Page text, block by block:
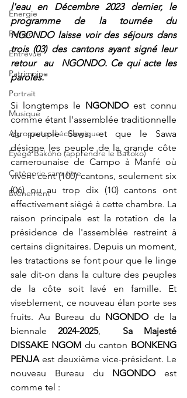
Énergie
Religion
Entrevue
Patrimoine
Portrait
Musique
Agropastoral écologique
Éyégé Bakóho (apprendre le Bakoko)
Catégorie sans titre
Événement
l'eau en Décembre 2023 dernier, le
programme de la tournée du
NGONDO laisse voir des séjours dans
trois (03) des cantons ayant signé leur
retour  au  NGONDO. Ce qui acte les
paroles."
Si longtemps le NGONDO est connu
comme étant l'assemblée traditionnelle
du peuple Sawa, et que le Sawa
désigne les peuple de la grande côte
camerounaise de Campo à Manfé où
vivent cent (100) cantons, seulement six
(06) ou au trop dix (10) cantons ont
effectivement siègé à cette chambre. La
raison principale est la rotation de la
présidence de l'assemblée restreint à
certains dignitaires. Depuis un moment,
les tratactions se font pour que le linge
sale dit-on dans la culture des peuples
de la côte soit lavé en famille. Et
viseblement, ce nouveau élan porte ses
fruits. Au Bureau du NGONDO de la
biennale 2024-2025, Sa Majesté
DISSAKE NGOM du canton BONKENG
PENJA est deuxième vice-président. Le
nouveau Bureau du NGONDO est
comme tel :